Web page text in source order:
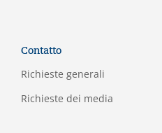
Contatto
Richieste generali
Richieste dei media